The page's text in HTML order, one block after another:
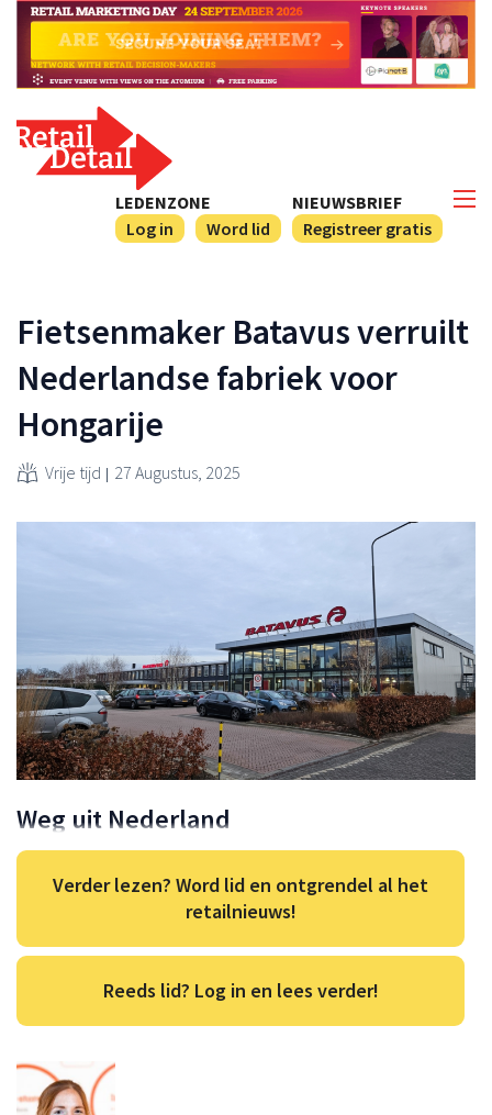
NIEUWSBRIEF
Registreer gratis
LEDENZONE
Log in
Word lid
Fietsenmaker Batavus verruilt
Nederlandse fabriek voor
Hongarije
Vrije tijd 27 Augustus, 2025
Weg uit Nederland
Verder lezen? Word lid en ontgrendel al het
retailnieuws!
Reeds lid? Log in en lees verder!